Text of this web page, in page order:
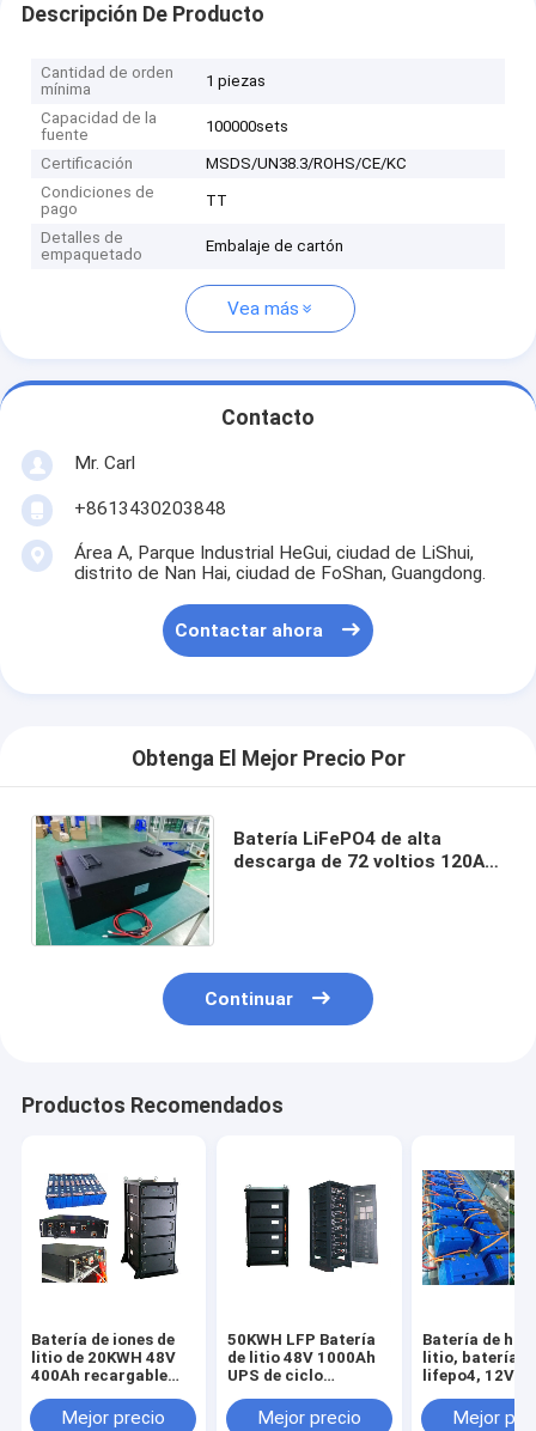
Descripción De Producto
Cantidad de orden
mínima
1 piezas
Capacidad de la
fuente
100000sets
Certificación
MSDS/UN38.3/ROHS/CE/KC
Condiciones de
pago
TT
Detalles de
empaquetado
Embalaje de cartón
Vea más
Contacto
Mr. Carl
+8613430203848
Área A, Parque Industrial HeGui, ciudad de LiShui,
distrito de Nan Hai, ciudad de FoShan, Guangdong.
Contactar ahora
Obtenga El Mejor Precio Por
Batería LiFePO4 de alta
descarga de 72 voltios 120Ah
Continuar
Productos Recomendados
Batería de iones de
litio de 20KWH 48V
400Ah recargable
almacenamiento de
Mejor precio
50KWH LFP Batería
de litio 48V 1000Ah
UPS de ciclo
Almacenamiento de
Mejor precio
Batería de
litio, batería
lifepo4, 12V -
Mejor